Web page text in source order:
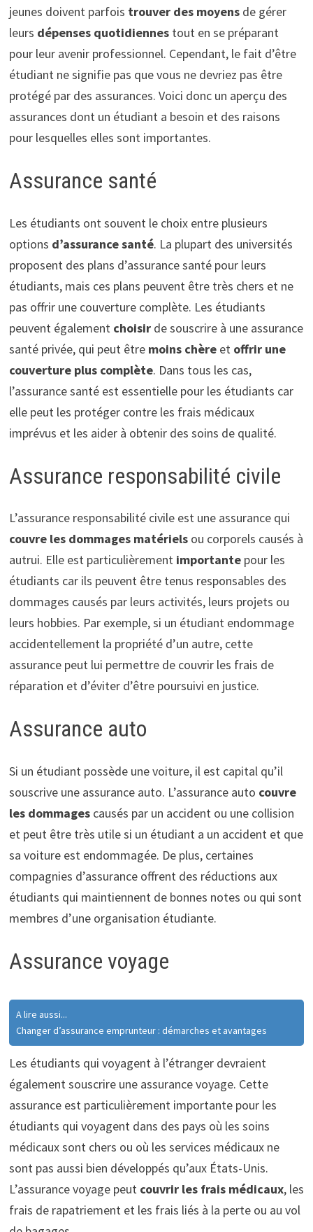
jeunes doivent parfois trouver des moyensde gérer
leurs dépenses quotidiennestout en se préparant
pour leur avenir professionnel. Cependant, le fait d’être
étudiant ne signifie pas que vous ne devriez pas être
protégé par des assurances. Voici donc un aperçu des
assurances dont un étudiant a besoin et des raisons
pour lesquelles elles sont importantes.
Assurance santé
Les étudiants ont souvent le choix entre plusieurs
options d’assurance santé. La plupart des universités
proposent des plans d’assurance santé pour leurs
étudiants, mais ces plans peuvent être très chers et ne
pas offrir une couverture complète. Les étudiants
peuvent également choisirde souscrire à une assurance
santé privée, qui peut être moins chèreet offrir une
couverture plus complète. Dans tous les cas,
l’assurance santé est essentielle pour les étudiants car
elle peut les protéger contre les frais médicaux
imprévus et les aider à obtenir des soins de qualité.
Assurance responsabilité civile
L’assurance responsabilité civile est une assurance qui
couvre les dommages matérielsou corporels causés à
autrui. Elle est particulièrementimportantepour les
étudiants car ils peuvent être tenus responsables des
dommages causés par leurs activités, leurs projets ou
leurs hobbies. Par exemple, si un étudiant endommage
accidentellement la propriété d’un autre, cette
assurance peut lui permettre de couvrir les frais de
réparation et d’éviter d’être poursuivi en justice.
Assurance auto
Si un étudiant possède une voiture, il est capital qu’il
souscrive une assurance auto. L’assurance auto couvre
les dommagescausés par un accident ou une collision
et peut être très utile si un étudiant a un accident et que
sa voiture est endommagée. De plus, certaines
compagnies d’assurance offrent des réductions aux
étudiants qui maintiennent de bonnes notes ou qui sont
membres d’une organisation étudiante.
Assurance voyage
A lire aussi...
Changer d’assurance emprunteur : démarches et avantages
Les étudiants qui voyagent à l’étranger devraient
également souscrire une assurance voyage. Cette
assurance est particulièrement importante pour les
étudiants qui voyagent dans des pays où les soins
médicaux sont chers ou où les services médicaux ne
sont pas aussi bien développés qu’aux États-Unis.
L’assurance voyage peut couvrir les frais médicaux, les
frais de rapatriement et les frais liés à la perte ou au vol